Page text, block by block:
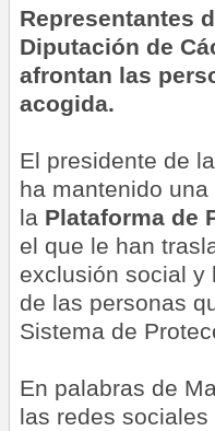
Representantes
Diputación de
afrontan las
acogida.
El presidente de
ha mantenido
la Plataforma de
el que le han
exclusión social y
de las personas
Sistema de
En palabras de
las redes